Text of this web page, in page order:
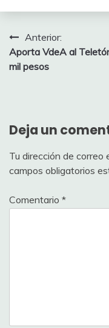
Navegación
de
Anterior:
Aporta VdeA al
mil pesos
Deja un
Tu dirección de correo
campos obligatorios
Comentario *